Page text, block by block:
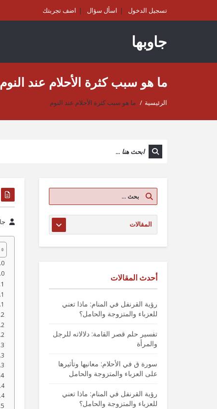
تسجيل الدخول اسأل سؤال اضف تجربتك
جاوبها
ما هو سبب كثرة الأحلام عند النوم
الرئيسية / ما هو سبب كثرة الأحلام عند النوم
أحدث المقالات
رؤية القرنفل في المنام: ماذا تعني
للعزباء والمتزوجة والحامل؟
تفسير حلم قصر القامة: دلالاته للرجل
والمرأة
سورة ق في الأحلام: معانيها وتأثيرها
على العزباء والمتزوجة والحامل
رؤية القرنفل في المنام: ماذا تعني
للعزباء والمتزوجة والحامل؟